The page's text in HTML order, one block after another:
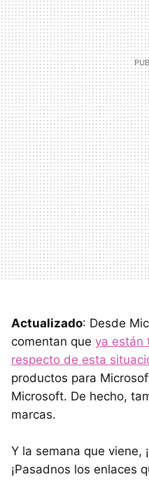
Actualizado: Desde
comentan que ya están
respecto de esta
productos para
Microsoft. De hecho,
marcas.
Y la semana que viene,
¡Pasadnos los enlaces